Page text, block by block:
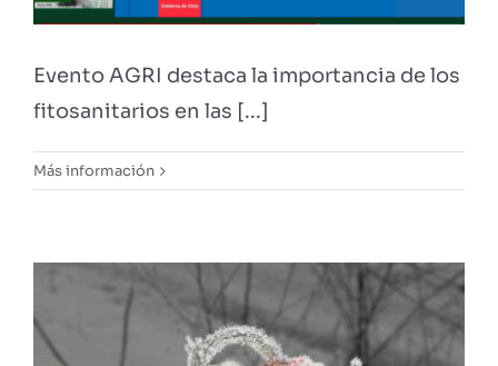
Evento AGRI destaca la importancia de los
fitosanitarios en las [...]
Más información